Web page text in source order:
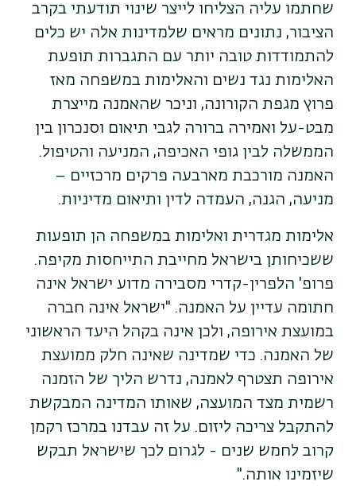
שחתמו עליה הצליחו לייצר שינוי תודעתי בקרב
הציבור, נתונים מראים שלמדינות אלה יש כלים
להתמודדות טובה יותר עם התגברות תופעת
האלימות נגד נשים והאלימות במשפחה מאז
פרוץ מגפת הקורונה, וניכר שהאמנה מייצרת
מבט-על ואמירה ברורה לגבי תיאום וסנכרון בין
הממשלה לבין גופי האכיפה, המניעה והטיפול.
האמנה מורכבת מארבעה פרקים מרכזיים –
מניעה, הגנה, העמדה לדין ותיאום מדיניות.
אלימות מגדרית ואלימות במשפחה הן תופעות
ששכיחותן בישראל מחייבת התייחסות מקיפה.
פרופ' הלפרין-קדרי מסבירה מדוע ישראל אינה
חתומה עדיין על האמנה. "ישראל אינה חברה
במועצת אירופה, ולכן אינה בקהל היעד הראשוני
של האמנה. כדי שמדינה שאינה חלק ממועצת
אירופה תצטרף לאמנה, נדרש הליך של הזמנה
רשמית מצד המועצה, שאותו המדינה המבקשת
להתקבל צריכה ליזום. על זה עבדנו במרכז רקמן
קרוב לחמש שנים - לגרום לכך שישראל תבקש
שיזמינו אותה."